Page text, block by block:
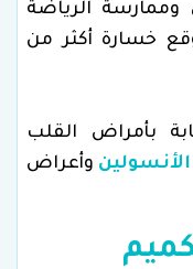
وممارسة الرياضة
خسارة أكثر من
بأمراض القلب
وأعراض